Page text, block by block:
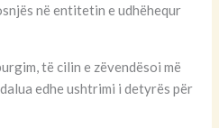
në entitetin e udhëhequr
të cilin e zëvendësoi më
edhe ushtrimi i detyrës për